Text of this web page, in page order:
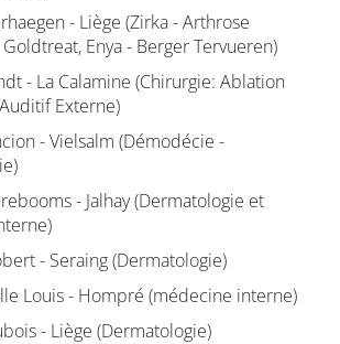
- Liège (Zirka - Arthrose
Enya - Berger Tervueren)
- La Calamine (Chirurgie: Ablation
Externe)
- Vielsalm (Démodécie -
- Jalhay (Dermatologie et
- Seraing (Dermatologie)
Louis - Hompré (médecine interne)
- Liège (Dermatologie)